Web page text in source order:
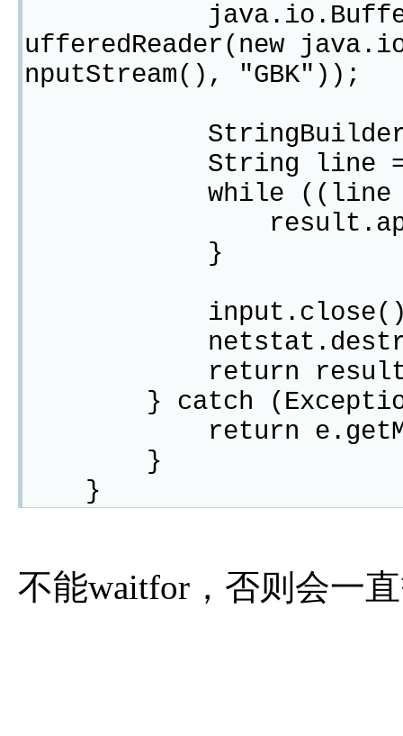
ufferedReader(new
nputStream(), "GBK"));
StringBuilder
String line =
while ((line =
}
return
} catch
return
}
}
不能waitfor，否则会一